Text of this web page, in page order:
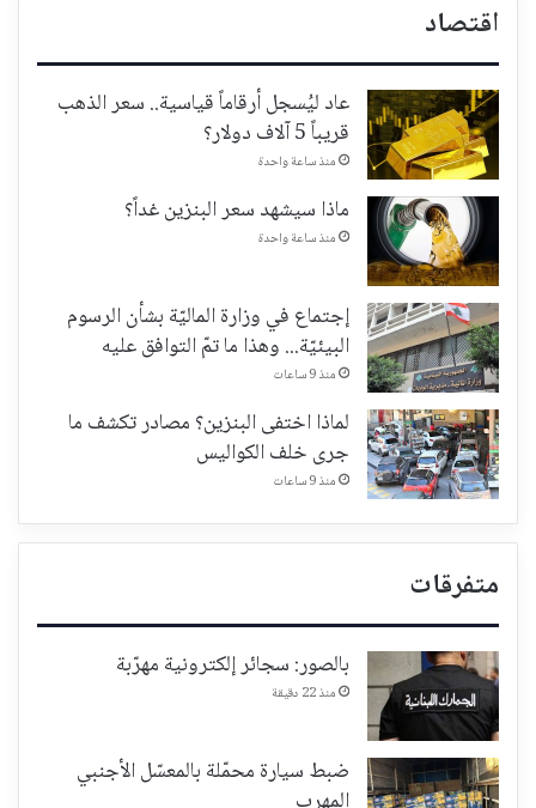
اقتصاد
عاد ليُسجل أرقاماً قياسية.. سعر الذهب
قريباً 5 آلاف دولار؟
منذ ساعة واحدة
ماذا سيشهد سعر البنزين غداً؟
منذ ساعة واحدة
إجتماع في وزارة الماليّة بشأن الرسوم
البيئيّة... وهذا ما تمّ التوافق عليه
منذ 9 ساعات
لماذا اختفى البنزين؟ مصادر تكشف ما
جرى خلف الكواليس
منذ 9 ساعات
متفرقات
بالصور: سجائر إلكترونية مهرّبة
منذ 22 دقيقة
ضبط سيارة محمّلة بالمعسّل الأجنبي